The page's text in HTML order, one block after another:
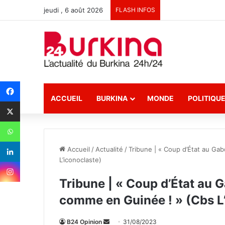
jeudi , 6 août 2026 FLASH INFOS
ACCUEIL BURKINA MONDE POLITIQUE
Accueil / Actualité /Tribune | « Coup d’État au
L’iconoclaste)
Tribune | « Coup d’État au
comme en Guinée ! » (Cbs
B24 Opinion 31/08/2023